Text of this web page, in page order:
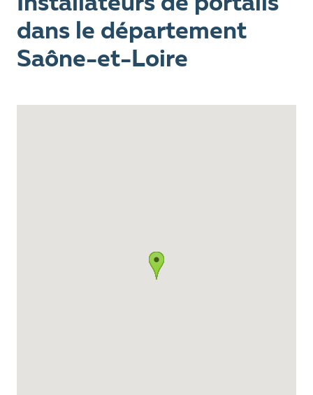
dans le département
Saône-et-Loire